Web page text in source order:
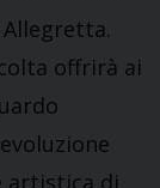
offrirà ai
artistica di